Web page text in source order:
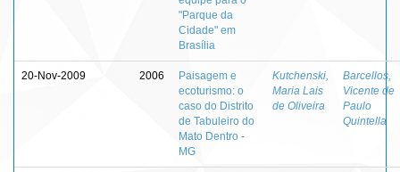
"Parque da
Cidade" em
Brasília
20-Nov-2009 2006
Paisagem e
ecoturismo: o
caso do Distrito
de Tabuleiro do
Mato Dentro -
MG
Kutchenski,
Maria Lais
de Oliveira
Barcellos,
Vicente de
Paulo
Quintella